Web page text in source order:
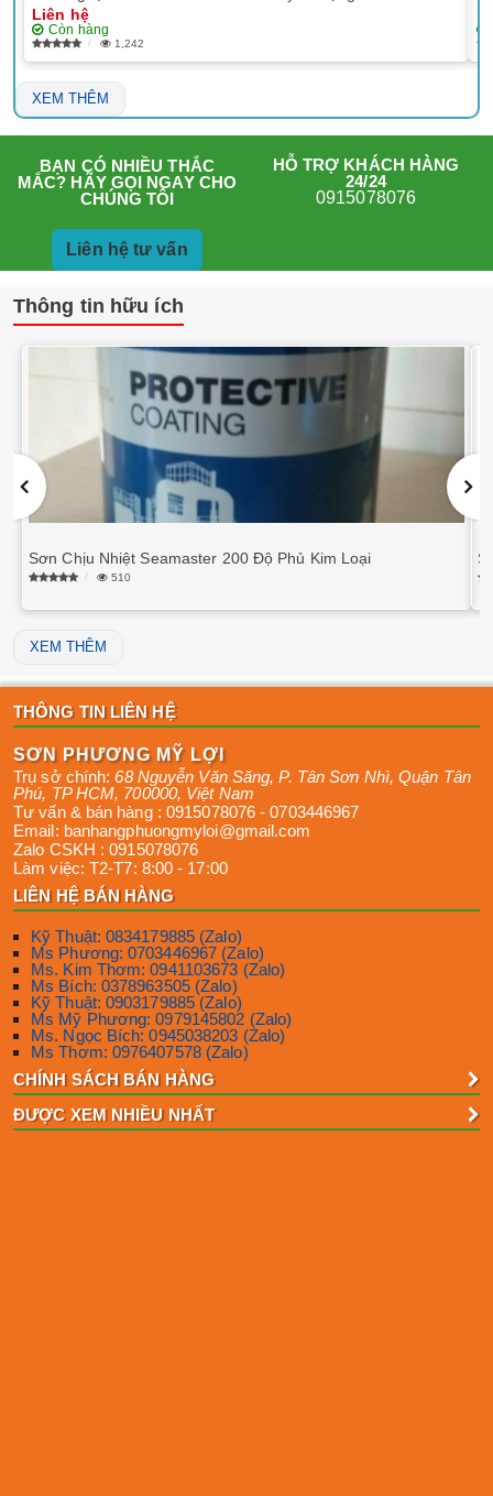
Liên hệ
Còn hàng
1,242
XEM THÊM
BẠN CÓ NHIỀU THẮC
MẮC? HÃY GỌI NGAY CHO
CHÚNG TÔI
HỖ TRỢ KHÁCH HÀNG
24/24
0915078076
Liên hệ tư vấn
Thông tin hữu ích
Sơn Chịu Nhiệt Seamaster 200 Độ Phủ Kim Loại
510
XEM THÊM
THÔNG TIN LIÊN HỆ
SƠN PHƯƠNG MỸ LỢI
Trụ sở chính:68 Nguyễn Văn Săng, P. Tân Sơn Nhì,Quận Tân
Phú, TP HCM, 700000, Việt Nam
Tư vấn & bán hàng : 0915078076 -0703446967
Email: banhangphuongmyloi@gmail.com
Zalo CSKH :0915078076
Làm việc: T2-T7: 8:00 - 17:00
LIÊN HỆ BÁN HÀNG
Kỹ Thuật: 0834179885 (Zalo)
Ms Phương: 0703446967 (Zalo)
Ms. Kim Thơm: 0941103673 (Zalo)
Ms Bích: 0378963505 (Zalo)
Kỹ Thuật: 0903179885 (Zalo)
Ms Mỹ Phương: 0979145802 (Zalo)
Ms. Ngọc Bích: 0945038203 (Zalo)
Ms Thơm: 0976407578 (Zalo)
CHÍNH SÁCH BÁN HÀNG
ĐƯỢC XEM NHIỀU NHẤT